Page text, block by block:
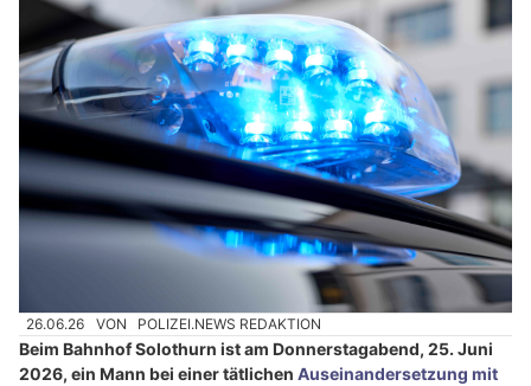
26.06.26 VON POLIZEI.NEWS REDAKTION
Beim Bahnhof Solothurn ist am Donnerstagabend, 25. Juni
2026, ein Mann bei einer tätlichen Auseinandersetzung mit